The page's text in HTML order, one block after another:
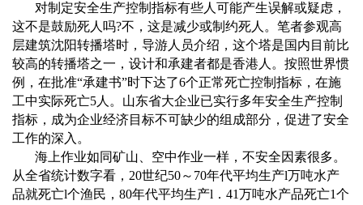
对制定安全生产控制指标有些人可能产生误解或疑虑，
这不是鼓励死人吗?不，这是减少或制约死人。笔者参观高
层建筑沈阳转播塔时，导游人员介绍，这个塔是国内目前比
较高的转播塔之一，设计和承建者都是香港人。按照世界惯
例，在批准“承建书”时下达了6个正常死亡控制指标，在施
工中实际死亡5人。山东省大企业已实行多年安全生产控制
指标，成为企业经济目标不可缺少的组成部分，促进了安全
工作的深入。
海上作业如同矿山、空中作业一样，不安全因素很多。
从全省统计数字看， 20世纪50～ 70年代平均生产l万吨水产
品就死亡l个渔民， 80年代平均生产l ． 41万吨水产品死亡1个